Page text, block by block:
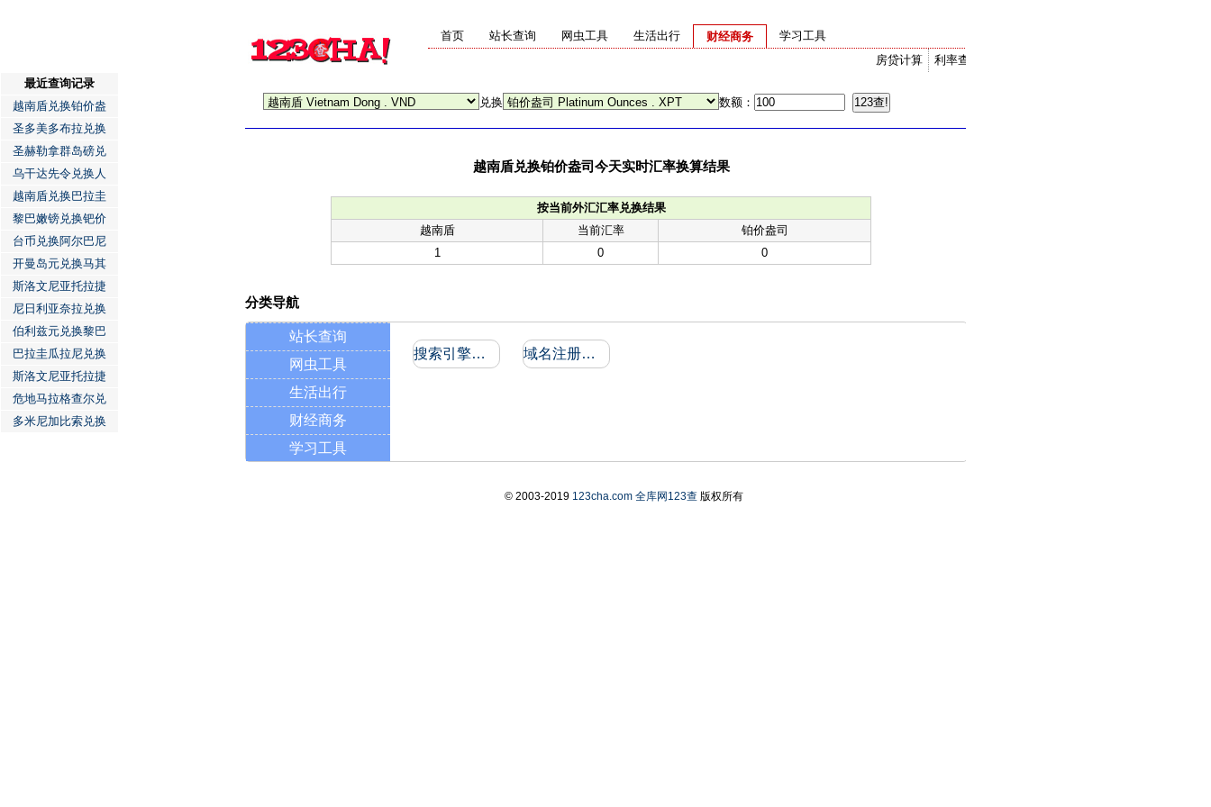
首页 站长查询 网虫工具 生活出行
财经商务
利率查询
房贷计算
学习工具
兑换 数额：
越南盾兑换铂价盎司今天实时汇率换算结果
按当前外汇汇率兑换结果
越南盾
当前汇率
铂价盎司
1
0 0
最近查询记录
越南盾兑换铂价盎
圣多美多布拉兑换
圣赫勒拿群岛磅兑
乌干达先令兑换人
越南盾兑换巴拉圭
黎巴嫩镑兑换钯价
台币兑换阿尔巴尼
开曼岛元兑换马其
斯洛文尼亚托拉捷
尼日利亚奈拉兑换
伯利兹元兑换黎巴
巴拉圭瓜拉尼兑换
斯洛文尼亚托拉捷
危地马拉格查尔兑
多米尼加比索兑换
分类导航
站长查询
网虫工具
生活出行
财经商务
学习工具
搜索引擎收录和反向链接 域名注册信息
© 2003-2019 123cha.com 全库网123查版权所有